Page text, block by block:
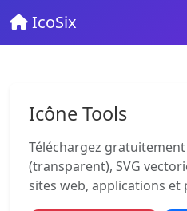
IcoSix
Icône Tools
Téléchargez
(transparent), SVG
sites web, applications